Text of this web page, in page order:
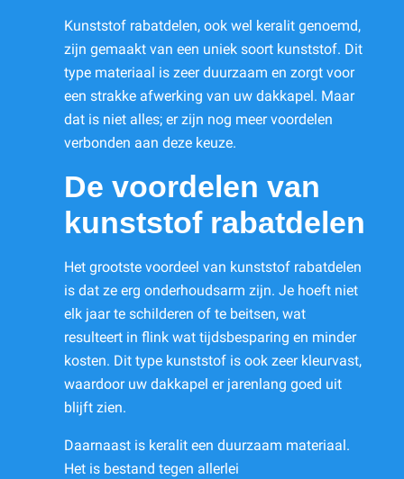
Kunststof rabatdelen, ook wel keralit genoemd,
zijn gemaakt van een uniek soort kunststof. Dit
type materiaal is zeer duurzaam en zorgt voor
een strakke afwerking van uw dakkapel. Maar
dat is niet alles; er zijn nog meer voordelen
verbonden aan deze keuze.
De voordelen van
kunststof rabatdelen
Het grootste voordeel van kunststof rabatdelen
is dat ze erg onderhoudsarm zijn. Je hoeft niet
elk jaar te schilderen of te beitsen, wat
resulteert in flink wat tijdsbesparing en minder
kosten. Dit type kunststof is ook zeer kleurvast,
waardoor uw dakkapel er jarenlang goed uit
blijft zien.
Daarnaast is keralit een duurzaam materiaal.
Het is bestand tegen allerlei